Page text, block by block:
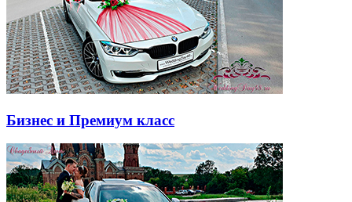
Бизнес и Премиум класс